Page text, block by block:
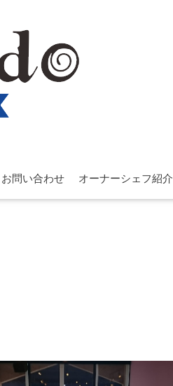
お問い合わせ オーナーシェフ紹介